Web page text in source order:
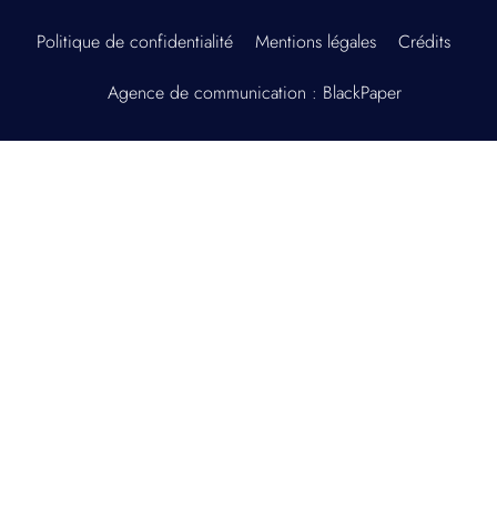
Politique de confidentialité Mentions légales
Crédits
Agence de communication : BlackPaper